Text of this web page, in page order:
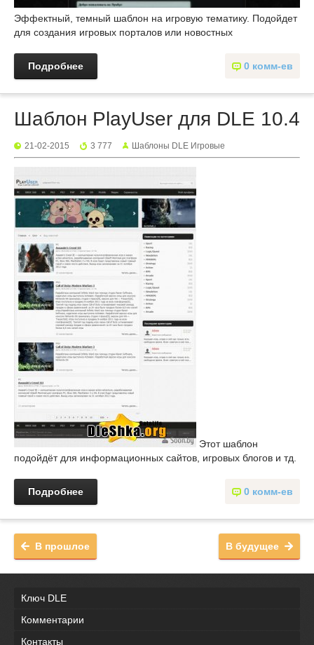
Эффектный, темный шаблон на игровую тематику. Подойдет
для создания игровых порталов или новостных
0 комм-ев
Подробнее
Шаблон PlayUser для DLE 10.4
21-02-2015 3 777 Шаблоны DLE Игровые
Этот шаблон
подойдёт для информационных сайтов, игровых блогов и тд.
0 комм-ев
Подробнее
В будущее
В прошлое
Ключ DLE
Комментарии
Контакты